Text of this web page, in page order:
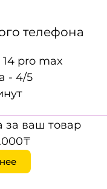
телефона
pro max
- 4/5
за ваш товар